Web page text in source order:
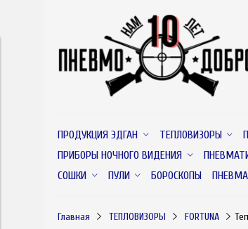
ПРОДУКЦИЯ ЭДГАН ТЕПЛОВИЗОРЫ
ПРИБОРЫ НОЧНОГО ВИДЕНИЯ
СОШКИ
ПУЛИ БОРОСКОПЫ
Главная ТЕПЛОВИЗОРЫ FORTUNA